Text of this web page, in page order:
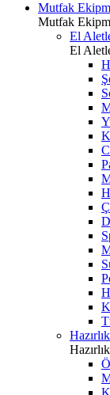
Mutfak
Mutfak
El
El
Hazırlık
Hazırlık